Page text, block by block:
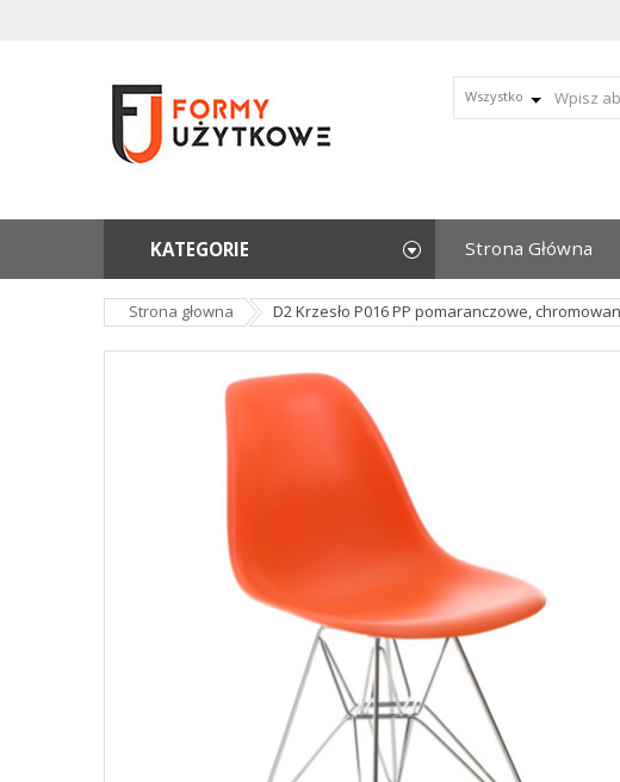
Wszystko
Strona Główna
KATEGORIE
Strona głowna D2 Krzesło P016 PP pomaranczowe,